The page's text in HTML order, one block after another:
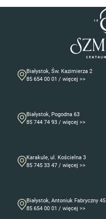
Białystok, Św. Kazimierza 2
85 654 00 01 / więcej >>
Białystok, Pogodna 63
85 744 74 93 / więcej >>
Karakule, ul. Kościelna 3
85 745 33 47 / więcej >>
Białystok, Antoniuk Fabryczny 45
85 654 00 01 / więcej >>